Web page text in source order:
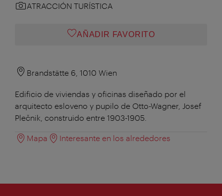
ATRACCIÓN TURÍSTICA
AÑADIR FAVORITO
Brandstätte 6, 1010 Wien
Edificio de viviendas y oficinas diseñado por el
arquitecto esloveno y pupilo de Otto-Wagner, Josef
Plečnik, construido entre 1903-1905.
Mapa Interesante en los alrededores